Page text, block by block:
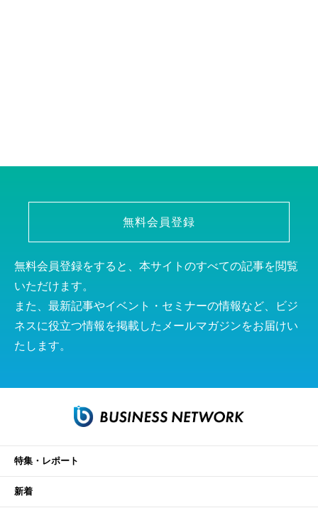
無料会員登録
無料会員登録をすると、本サイトのすべての記事を閲覧
いただけます。
また、最新記事やイベント・セミナーの情報など、ビジ
ネスに役立つ情報を掲載したメールマガジンをお届けい
たします。
特集・レポート
新着